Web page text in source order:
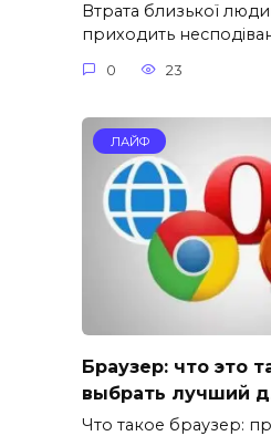
Втрата близької
приходить
0 23
ЛАЙФ
Браузер: что это
выбрать лучший
Что такое браузер: